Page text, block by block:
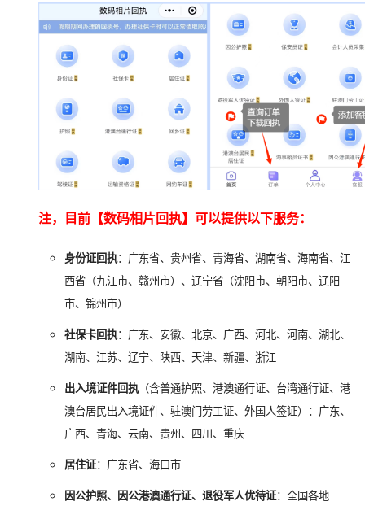
注，目前【数码相片回执】可以提供以下服务：
身份证回执：广东省、贵州省、青海省、湖南省、海南省、江
西省（九江市、赣州市）、辽宁省（沈阳市、朝阳市、辽阳
市、锦州市）
社保卡回执：广东、安徽、北京、广西、河北、河南、湖北、
湖南、江苏、辽宁、陕西、天津、新疆、浙江
出入境证件回执 （含普通护照、港澳通行证、台湾通行证、港
澳台居民出入境证件、驻澳门劳工证、外国人签证）：广东、
广西、青海、云南、贵州、四川、重庆
居住证：广东省、海口市
因公护照、因公港澳通行证、退役军人优待证：全国各地